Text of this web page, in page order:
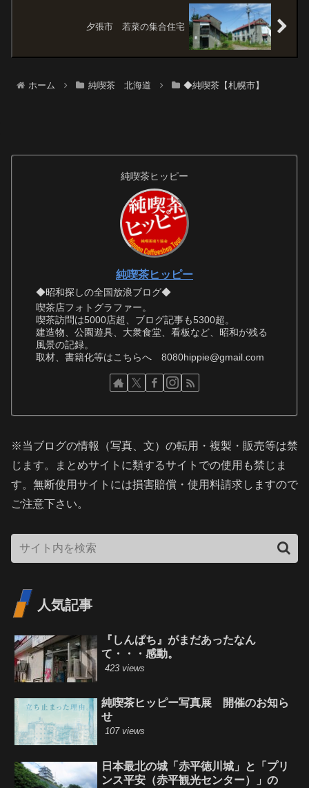
夕張市 若菜の集合住宅
ホーム 純喫茶 北海道 ◆純喫茶【札幌市】
純喫茶ヒッピー
純喫茶ヒッピー
◆昭和探しの全国放浪ブログ◆
喫茶店フォトグラファー。
喫茶訪問は5000店超、ブログ記事も5300超。
建造物、公園遊具、大衆食堂、看板など、昭和が残る
風景の記録。
取材、書籍化等はこちらへ 8080hippie@gmail.com
※当ブログの情報（写真、文）の転用・複製・販売等は禁
じます。まとめサイトに類するサイトでの使用も禁じま
す。無断使用サイトには損害賠償・使用料請求しますので
ご注意下さい。
人気記事
『しんぱち』がまだあったなん
て・・・感動。
423 views
純喫茶ヒッピー写真展 開催のお知ら
せ
107 views
日本最北の城「赤平徳川城」と「プリ
ンス平安（赤平観光センター）」の